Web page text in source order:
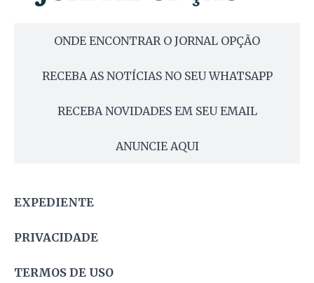
ONDE ENCONTRAR O JORNAL OPÇÃO
RECEBA AS NOTÍCIAS NO SEU WHATSAPP
RECEBA NOVIDADES EM SEU EMAIL
ANUNCIE AQUI
EXPEDIENTE
PRIVACIDADE
TERMOS DE USO